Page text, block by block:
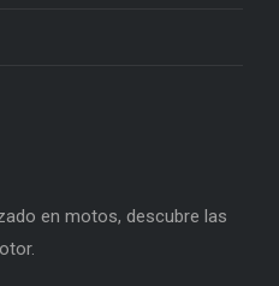
en motos, descubre las